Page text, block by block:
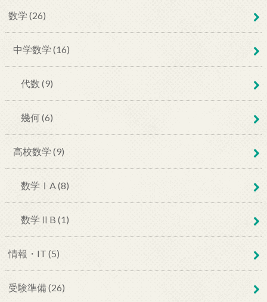
数学 (26)
中学数学 (16)
代数 (9)
幾何 (6)
高校数学 (9)
数学ⅠA (8)
数学ⅡB (1)
情報・IT (5)
受験準備 (26)